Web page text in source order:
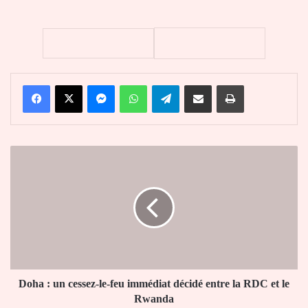
FacebookX MessengerWhatsAppTelegramPartager par email Imprimer
entre
Doha : un cessez-le-feu immédiat décidé entre la RDC et le
Rwanda